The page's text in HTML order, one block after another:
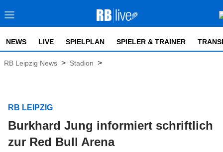
NEWS LIVE SPIELPLAN SPIELER & TRAINER
RB Leipzig News > Stadion >
RB LEIPZIG
Burkhard Jung informiert schriftlich
zur Red Bull Arena